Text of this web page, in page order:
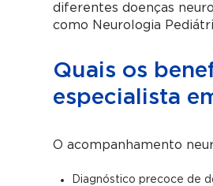
diferentes doenças
como Neurologia
Quais os
especialista
O acompanhamento
Diagnóstico precoce de